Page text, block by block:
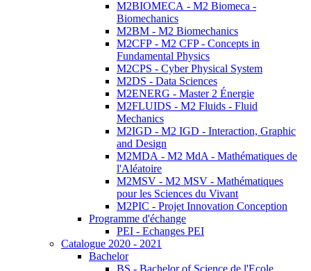
M2BIOMECA - M2 Biomeca -
Biomechanics
M2BM - M2 Biomechanics
M2CFP - M2 CFP - Concepts in
Fundamental Physics
M2CPS - Cyber Physical System
M2DS - Data Sciences
M2ENERG - Master 2 Énergie
M2FLUIDS - M2 Fluids - Fluid
Mechanics
M2IGD - M2 IGD - Interaction, Graphic
and Design
M2MDA - M2 MdA - Mathématiques de
l'Aléatoire
M2MSV - M2 MSV - Mathématiques
pour les Sciences du Vivant
M2PIC - Projet Innovation Conception
Programme d'échange
PEI - Echanges PEI
Catalogue 2020 - 2021
Bachelor
BS - Bachelor of Science de l'Ecole